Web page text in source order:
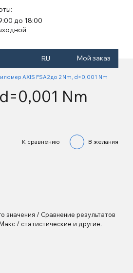
до 18:00
RU Мой заказ
АXIS FSA2 до 2 Nm, d=0,001 Nm
Nm
К сравнению В желания
значения / Сравнение результатов
/ статистические и другие.